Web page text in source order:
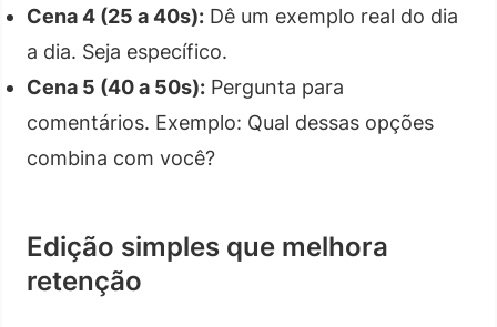
Cena 4 (25 a 40s): Dê um exemplo real do dia
a dia. Seja específico.
Cena 5 (40 a 50s): Pergunta para
comentários. Exemplo: Qual dessas opções
combina com você?
Edição simples que melhora
retenção